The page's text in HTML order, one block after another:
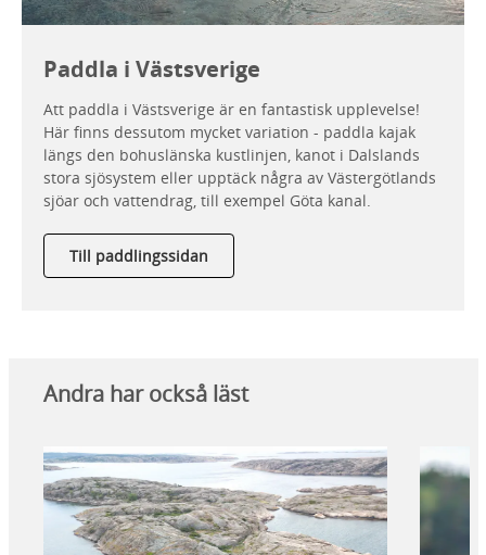
Paddla i Västsverige
Att paddla i Västsverige är en fantastisk upplevelse!
Här finns dessutom mycket variation - paddla kajak
längs den bohuslänska kustlinjen, kanot i Dalslands
stora sjösystem eller upptäck några av Västergötlands
sjöar och vattendrag, till exempel Göta kanal.
Till paddlingssidan
Andra har också läst